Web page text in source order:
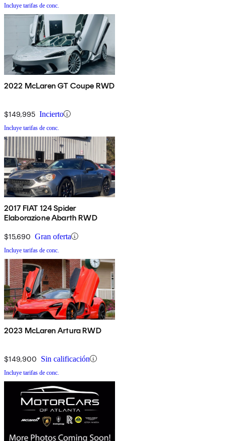
Incluye tarifas de conc.
2022 McLaren GT Coupe RWD
$149,995 Incierto
Incluye tarifas de conc.
2017 FIAT 124 Spider
Elaborazione Abarth RWD
$15,690 Gran oferta
Incluye tarifas de conc.
2023 McLaren Artura RWD
$149,900 Sin calificación
Incluye tarifas de conc.